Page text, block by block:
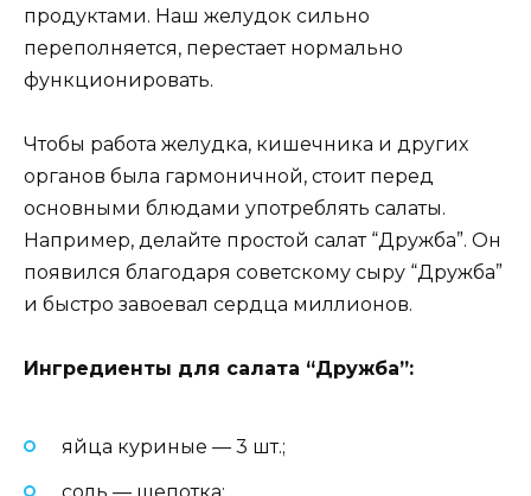
продуктами. Наш желудок сильно
переполняется, перестает нормально
функционировать.
Чтобы работа желудка, кишечника и других
органов была гармоничной, стоит перед
основными блюдами употреблять салаты.
Например, делайте простой салат “Дружба”. Он
появился благодаря советскому сыру “Дружба”
и быстро завоевал сердца миллионов.
Ингредиенты для салата “Дружба”:
яйца куриные — 3 шт.;